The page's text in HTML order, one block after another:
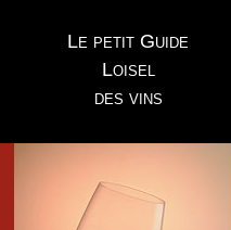
Le petit Guide
Loisel
des vins